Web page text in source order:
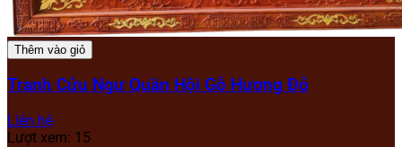
Thêm vào giỏ
Tranh Cửu Ngư Quần Hội Gỗ Hương Đỏ
Liên hệ
Lượt xem: 15